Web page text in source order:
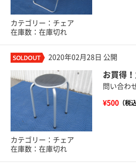
カテゴリー：チェア
在庫数：在庫切れ
2020年02月28日 公開
お買得！
問い合わ
¥500（税
カテゴリー：チェア
在庫数：在庫切れ